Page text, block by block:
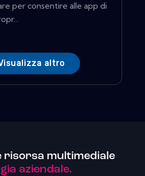
per consentire alle app di
altro
risorsa multimediale
aziendale.